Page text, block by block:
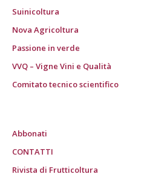
Suinicoltura
Nova Agricoltura
Passione in verde
VVQ – Vigne Vini e Qualità
Comitato tecnico scientifico
Abbonati
CONTATTI
Rivista di Frutticoltura